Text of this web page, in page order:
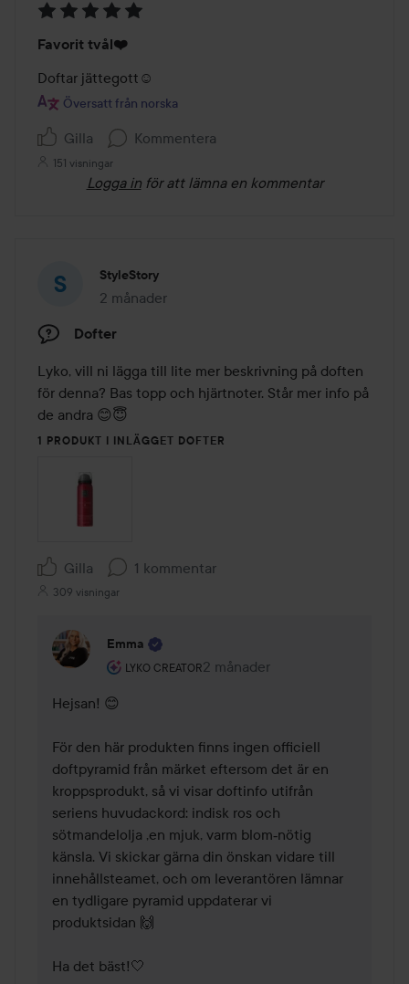
5
av
5
Favorit tvål❤️
Doftar jättegott☺️
Översatt från norska
Gilla Kommentera
151 visningar
Logga in för att lämna en kommentar
StyleStory
2 månader
Inlägget skapades 2 månader
Dofter
Lyko, vill ni lägga till lite mer beskrivning på doften
för denna? Bas topp och hjärtnoter. Står mer info på
de andra 😊😇
1 PRODUKT I INLÄGGET DOFTER
Gilla 1 kommentar
309 visningar
Emma
LYKO CREATOR
Användarens roll: Lyko Creator.
2 månader
Kommentaren lades 2 månader
Hejsan! 😊
För den här produkten finns ingen officiell
doftpyramid från märket eftersom det är en
kroppsprodukt, så vi visar doftinfo utifrån
seriens huvudackord: indisk ros och
sötmandelolja ,en mjuk, varm blom‑nötig
känsla. Vi skickar gärna din önskan vidare till
innehållsteamet, och om leverantören lämnar
en tydligare pyramid uppdaterar vi
produktsidan 🙌
Ha det bäst!🤍